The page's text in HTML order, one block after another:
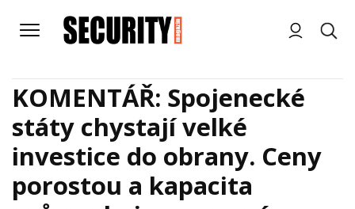
KOMENTÁŘ: Spojenecké
státy chystají velké
investice do obrany. Ceny
porostou a kapacita